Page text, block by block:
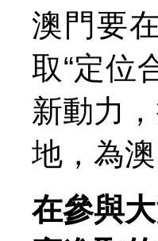
澳門要
取“定位
新動力
地，為
在參與